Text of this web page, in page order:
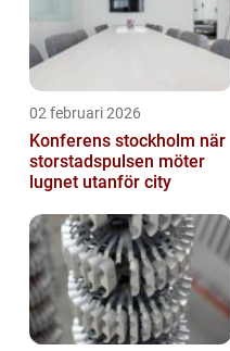
02 februari 2026
Konferens stockholm när
storstadspulsen möter
lugnet utanför city